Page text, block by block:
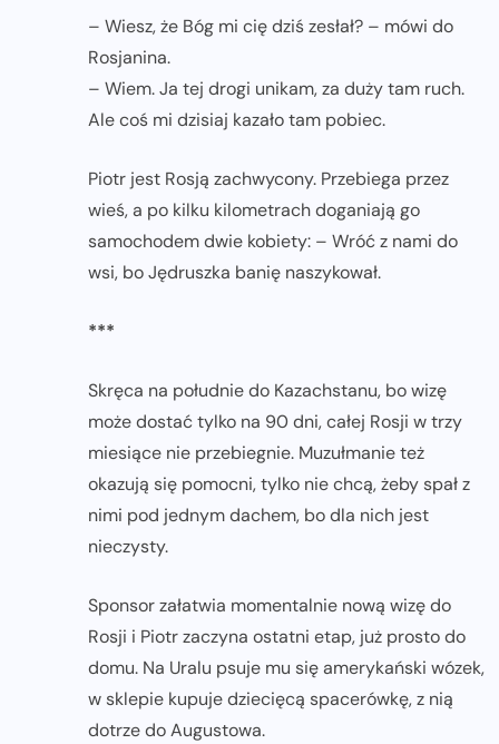
– Wiesz, że Bóg mi cię dziś zesłał? – mówi do
Rosjanina.
– Wiem. Ja tej drogi unikam, za duży tam ruch.
Ale coś mi dzisiaj kazało tam pobiec.
Piotr jest Rosją zachwycony. Przebiega przez
wieś, a po kilku kilometrach doganiają go
samochodem dwie kobiety: – Wróć z nami do
wsi, bo Jędruszka banię naszykował.
***
Skręca na południe do Kazachstanu, bo wizę
może dostać tylko na 90 dni, całej Rosji w trzy
miesiące nie przebiegnie. Muzułmanie też
okazują się pomocni, tylko nie chcą, żeby spał z
nimi pod jednym dachem, bo dla nich jest
nieczysty.
Sponsor załatwia momentalnie nową wizę do
Rosji i Piotr zaczyna ostatni etap, już prosto do
domu. Na Uralu psuje mu się amerykański wózek,
w sklepie kupuje dziecięcą spacerówkę, z nią
dotrze do Augustowa.